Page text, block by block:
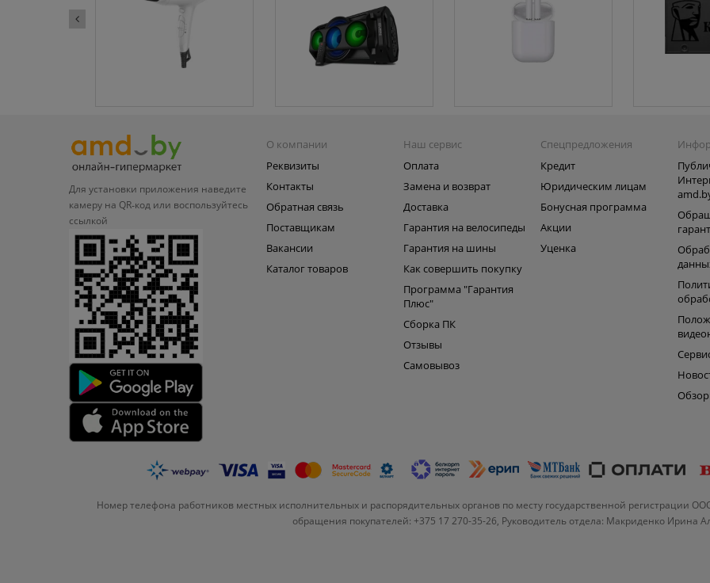
Для установки приложения наведите
камеру на QR‑код или воспользуйтесь
ссылкой
О компании
Реквизиты
Контакты
Обратная связь
Поставщикам
Вакансии
Каталог товаров
Наш сервис
Оплата
Замена и возврат
Доставка
Гарантия на велосипеды
Гарантия на шины
Как совершить покупку
Программа "Гарантия
Плюс"
Сборка ПК
Отзывы
Самовывоз
Спецпредложения
Кредит
Юридическим лицам
Бонусная программа
Акции
Уценка
Номер телефона работников местных исполнительных и распорядительных органов по месту государственной регистрации
обращения покупателей: +375 17 270-35-26, Руководитель отдела: Макриденко Ирина